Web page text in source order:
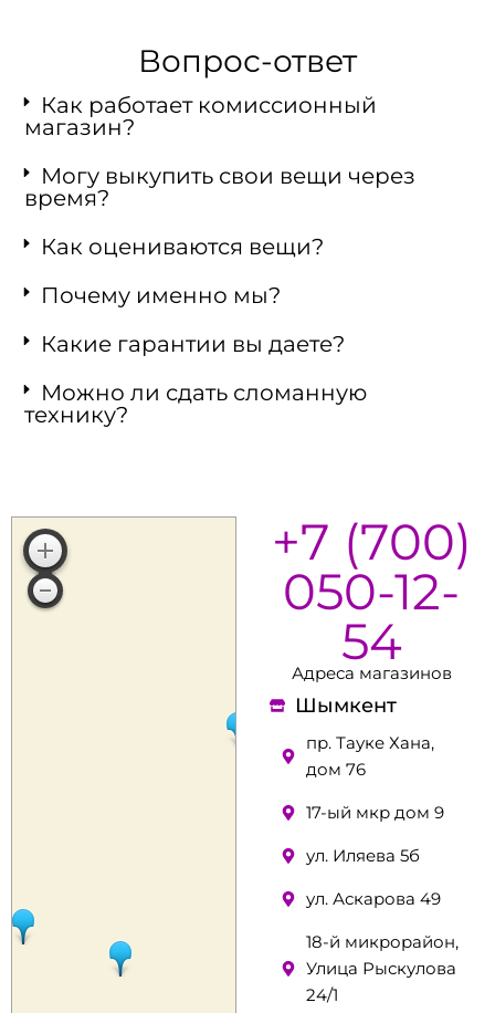
Вопрос-ответ
Как работает комиссионный
магазин?
Могу выкупить свои вещи через
время?
Как оцениваются вещи?
Почему именно мы?
Какие гарантии вы даете?
Можно ли сдать сломанную
технику?
+7 (700)
050-12-
54
Адреса магазинов
Шымкент
пр. Тауке Хана,
дом 76
17-ый мкр дом 9
ул. Иляева 5б
ул. Аскарова 49
18-й микрорайон,
Улица Рыскулова
24/1